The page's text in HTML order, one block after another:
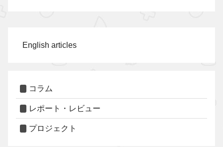
English articles
コラム
レポート・レビュー
プロジェクト